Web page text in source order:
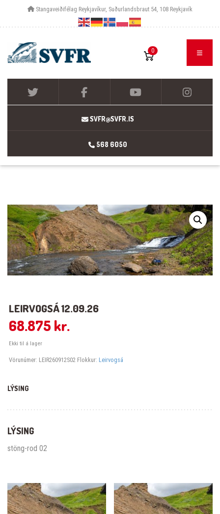
Stangaveiðifélag Reykjavíkur, Suðurlandsbraut 54, 108 Reykjavík
0
SVFR@SVFR.IS
568 6050
LEIRVOGSÁ 12.09.26
68.875 kr.
Ekki til á lager
Vörunúmer: LEIR260912S02 Flokkur: Leirvogsá
LÝSING
LÝSING
stöng-rod 02